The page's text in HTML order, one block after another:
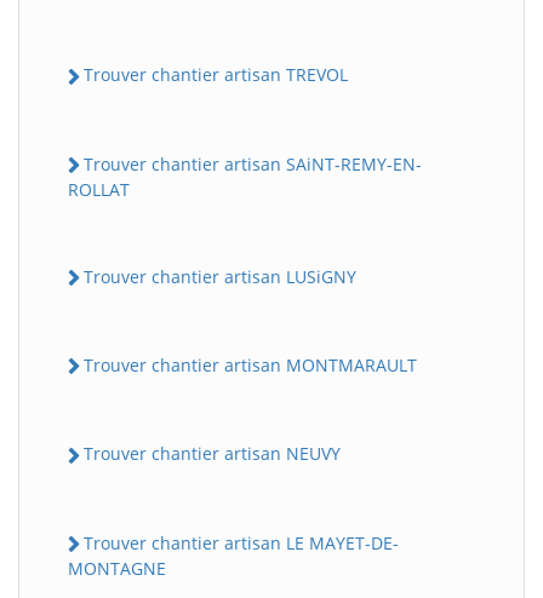
Trouver chantier artisan TREVOL
Trouver chantier artisan SAiNT-REMY-EN-
ROLLAT
Trouver chantier artisan LUSiGNY
Trouver chantier artisan MONTMARAULT
Trouver chantier artisan NEUVY
Trouver chantier artisan LE MAYET-DE-
MONTAGNE